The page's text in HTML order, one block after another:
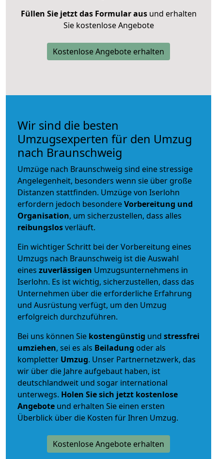
Füllen Sie jetzt das Formular ausund erhalten
Sie kostenlose Angebote
Kostenlose Angebote erhalten
Wir sind die besten
Umzugsexperten für den Umzug
nach Braunschweig
Umzüge nach Braunschweig sind eine stressige
Angelegenheit, besonders wenn sie über große
Distanzen stattfinden. Umzüge von Iserlohn
erfordern jedoch besondereVorbereitung und
Organisation, um sicherzustellen, dass alles
reibungslosverläuft.
Ein wichtiger Schritt bei der Vorbereitung eines
Umzugs nach Braunschweig ist die Auswahl
eines zuverlässigen Umzugsunternehmens in
Iserlohn. Es ist wichtig, sicherzustellen, dass das
Unternehmen über die erforderliche Erfahrung
und Ausrüstung verfügt, um den Umzug
erfolgreich durchzuführen.
Bei uns können Sie kostengünstig und stressfrei
umziehen, sei es als Beiladung oder als
kompletter Umzug. Unser Partnernetzwerk, das
wir über die Jahre aufgebaut haben, ist
deutschlandweit und sogar international
unterwegs. Holen Sie sich jetzt kostenlose
Angebote und erhalten Sie einen ersten
Überblick über die Kosten für Ihren Umzug.
Kostenlose Angebote erhalten